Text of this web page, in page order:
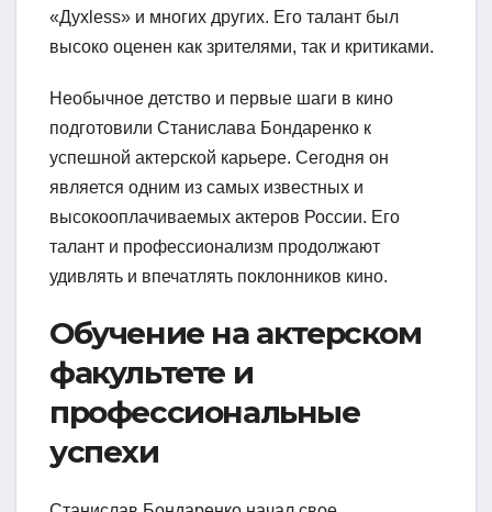
«Духless» и многих других. Его талант был
высоко оценен как зрителями, так и критиками.
Необычное детство и первые шаги в кино
подготовили Станислава Бондаренко к
успешной актерской карьере. Сегодня он
является одним из самых известных и
высокооплачиваемых актеров России. Его
талант и профессионализм продолжают
удивлять и впечатлять поклонников кино.
Обучение на актерском
факультете и
профессиональные
успехи